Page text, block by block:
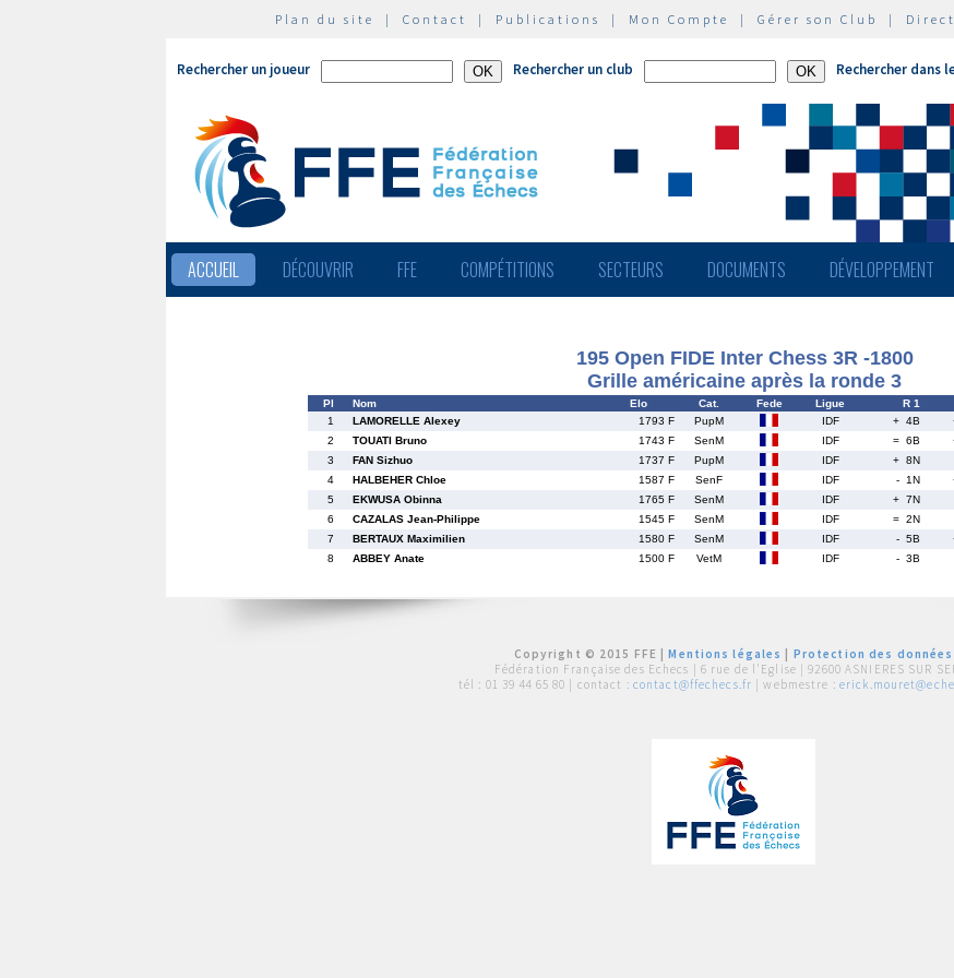
Plan du site | Contact | Publications | Mon Compte | Gérer son Club |
Rechercher un joueur Rechercher un club Rechercher dans
ACCUEIL DÉCOUVRIR FFE COMPÉTITIONS SECTEURS DOCUMENTS DÉVELOPPEMENT
195 Open FIDE Inter Chess 3R -1800
Grille américaine après la ronde 3
Pl Nom Elo Cat. Fede Ligue R 1
1
LAMORELLE Alexey 1793 F PupM IDF + 4B
2
TOUATI Bruno 1743 F SenM IDF = 6B
3
FAN Sizhuo 1737 F PupM IDF + 8N
4
HALBEHER Chloe 1587 F SenF IDF - 1N
5
EKWUSA Obinna 1765 F SenM IDF + 7N
6
CAZALAS Jean-Philippe 1545 F SenM IDF = 2N
7
BERTAUX Maximilien 1580 F SenM IDF - 5B
8
ABBEY Anate 1500 F VetM IDF - 3B
Copyright © 2015 FFE |Mentions légales
Protection des données
Fédération Française des Echecs | 6 rue de l'Eglise | 92600 ASNIERES SUR
tél : 01 39 44 65 80 | contact : contact@ffechecs.fr | webmestre :